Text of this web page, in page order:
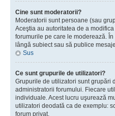
Cine sunt moderatorii?
Moderatorii sunt persoane (sau
Aceştia au autoritatea de a
forumurile pe care le moderează.
lângă subiect sau să publice
Sus
Ce sunt grupurile de utilizatori?
Grupurile de utilizatori sunt grupări
administratorii forumului. Fiecare
individuale. Acest lucru uşurează
utilizatori deodată ca de exemplu:
forum privat.